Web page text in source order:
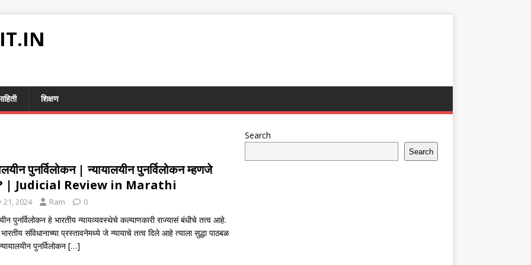
शिक्षण
पुनर्विलोकन | न्यायालयीन पुनर्विलोकन म्हणजे
| Judicial Review in Marathi
21, 2024 Ram 0
पुनर्विलोकन हे भारतीय न्यायव्यवस्थेचे कल्याणकारी राज्यासं बंधीचे तत्व आहे.
संविधानाच्या प्रस्तावनेमध्ये जे न्यायाचे तत्व दिले आहे त्याला सुद्धा पाठबळ
पुनर्विलोकन […]
Search
Search